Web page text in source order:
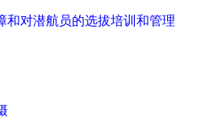
和对潜航员的选拔培训和管理